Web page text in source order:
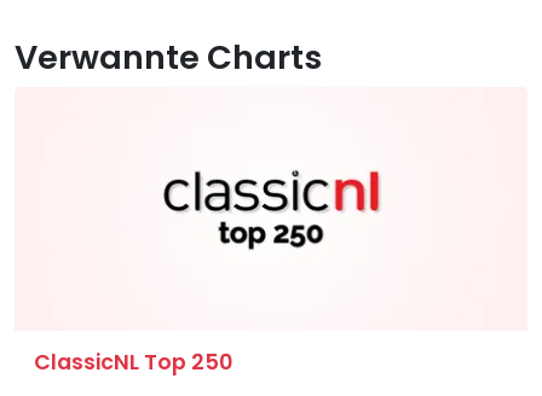
Verwannte Charts
ClassicNL Top 250